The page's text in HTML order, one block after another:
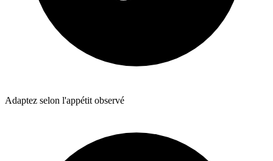
Adaptez selon l'appétit observé